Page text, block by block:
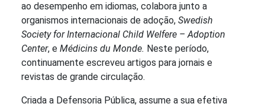
ao desempenho em idiomas, colabora junto a
organismos internacionais de adoção, Swedish
Society for Internacional Child Welfere – Adoption
Center, e Médicins du Monde. Neste período,
continuamente escreveu artigos para jornais e
revistas de grande circulação.
Criada a Defensoria Pública, assume a sua efetiva